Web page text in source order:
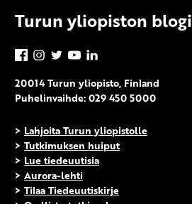
Turun yliopiston blogi
Facebook
Instagram
TwitterYouTube
20014 Turun yliopisto, Finland
Puhelinvaihde: 029 450 5000
> Lahjoita Turun yliopistolle
> Tutkimuksen huiput
> Lue tiedeuutisia
> Aurora-lehti
> Tilaa Tiedeuutiskirje